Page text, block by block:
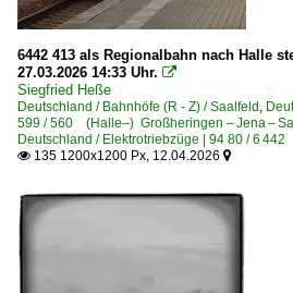
Bahnübergänge
Brücken und
Kilometersteine und
Stellwerke
BR 03 DB 003 · DR 03.2
BR 50 DR 50.35-37 ·DR-
6442 413 als Regionalbahn nach Halle
27.03.2026 14:33 Uhr. 
Siegfried Heße
Deutschland / Bahnhöfe (R - Z) / Saalfeld ,
599 / 560 (Halle–) Großheringen – Jena –
Deutschland / Elektrotriebzüge | 94 80 / 6
 135 1200x1200 Px, 12.04.2026 